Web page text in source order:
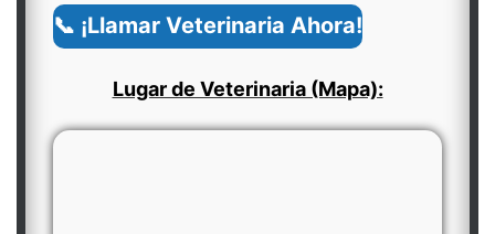
📞 ¡Llamar Veterinaria Ahora!
Lugar de Veterinaria (Mapa):